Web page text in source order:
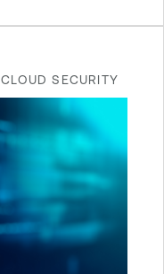
CLOUD SECURITY